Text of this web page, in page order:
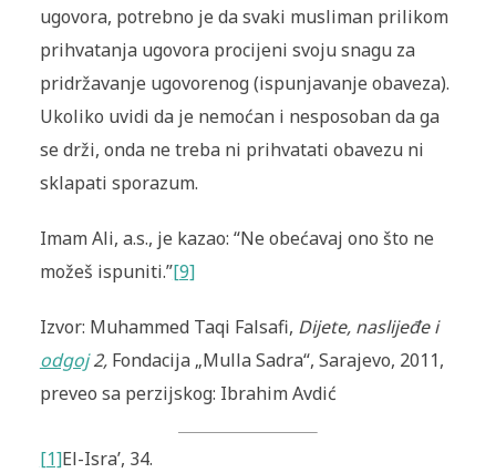
ugovora, potrebno je da svaki musliman prilikom
prihvatanja ugovora procijeni svoju snagu za
pridržavanje ugovorenog (ispunjavanje obaveza).
Ukoliko uvidi da je nemoćan i nesposoban da ga
se drži, onda ne treba ni prihvatati obavezu ni
sklapati sporazum.
Imam Ali, a.s., je kazao: “Ne obećavaj ono što ne
možeš ispuniti.”[9]
Izvor: Muhammed Taqi Falsafi, Dijete, naslijeđe i
odgoj2,Fondacija „Mulla Sadra“, Sarajevo, 2011,
preveo sa perzijskog: Ibrahim Avdić
[1]El-Isra’, 34.